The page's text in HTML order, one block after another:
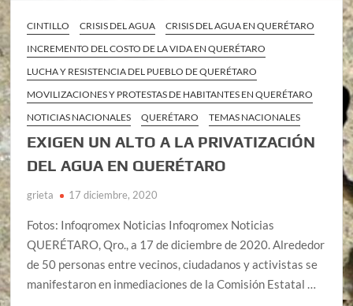
CINTILLO CRISIS DEL AGUA
CRISIS DEL AGUA EN QUERÉTARO
INCREMENTO DEL COSTO DE LA VIDA EN QUERÉTARO
LUCHA Y RESISTENCIA DEL PUEBLO DE QUERÉTARO
MOVILIZACIONES Y PROTESTAS DE HABITANTES EN QUERÉTARO
NOTICIAS NACIONALES
QUERÉTARO TEMAS NACIONALES
EXIGEN UN ALTO A LA PRIVATIZACIÓN
DEL AGUA EN QUERÉTARO
grieta 17 diciembre, 2020
Fotos: Infoqromex Noticias Infoqromex Noticias
QUERÉTARO, Qro., a 17 de diciembre de 2020. Alrededor
de 50 personas entre vecinos, ciudadanos y activistas se
manifestaron en inmediaciones de la Comisión Estatal …